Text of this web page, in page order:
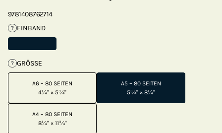
9781408762714
? EINBAND
? GRÖSSE
A6 – 80 SEITEN
4¼" × 5¾"
A5 – 80 SEITEN
5¾" × 8¼"
A4 – 80 SEITEN
8¼" × 11¾"